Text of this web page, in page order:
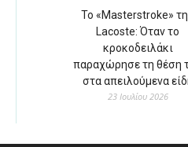
Το «Masterstroke»
Lacoste: Όταν το
κροκοδειλάκι
παραχώρησε τη θέση
στα απειλούμενα
23 Ιουλίου 2026